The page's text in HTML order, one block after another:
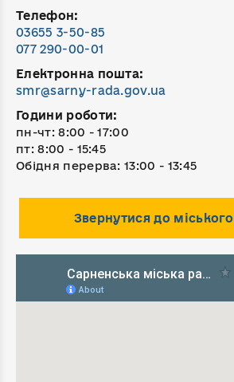
Телефон:
03655 3-50-85
077 290-00-01
Електронна пошта:
smr@sarny-rada.gov.ua
Години роботи:
пн-чт: 8:00 - 17:00
пт: 8:00 - 15:45
Обідня перерва: 13:00 - 13:45
Звернутися до